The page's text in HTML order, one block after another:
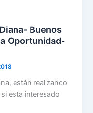
Buenos
Oportunidad-
están realizando
esta interesado